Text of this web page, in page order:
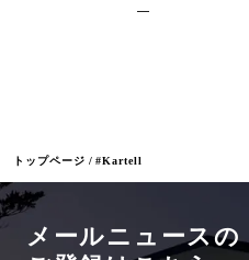
トップページ #Kartell
メールニュースの